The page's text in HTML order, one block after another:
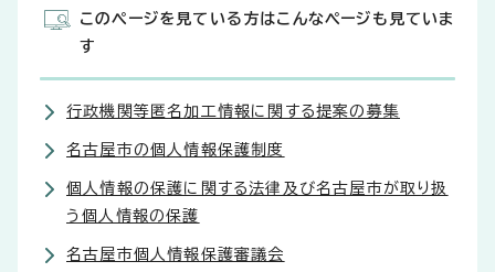
このページを見ている方はこんなページも見ていま
す
行政機関等匿名加工情報に関する提案の募集
名古屋市の個人情報保護制度
個人情報の保護に関する法律及び名古屋市が取り扱
う個人情報の保護
名古屋市個人情報保護審議会